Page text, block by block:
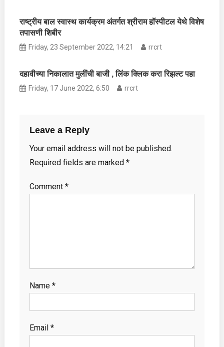
राष्ट्रीय बाल स्वास्थ कार्यक्रम अंतर्गत श्रीराम हॉस्पीटल येथे विशेष
तपासणी शिबीर
Friday, 23 September 2022, 14:21 rrcrt
दहावीच्या निकालात मुलींची बाजी , लिंक क्लिक करा रिझल्ट पहा
Friday, 17 June 2022, 6:50 rrcrt
Leave a Reply
Your email address will not be published.
Required fields are marked *
Comment *
Name *
Email *